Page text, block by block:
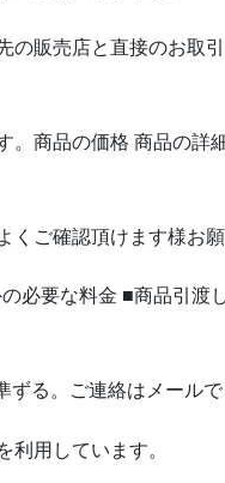
の販売店と直接のお取
。商品の価格 商品の詳
ご確認頂けます様お願
必要な料金 ■商品引渡
る。ご連絡はメールで
利用しています。